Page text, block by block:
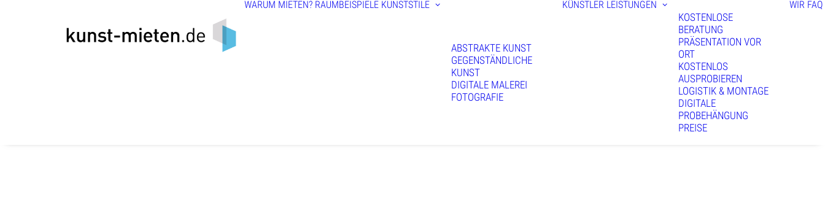
WARUM MIETEN? RAUMBEISPIELE KUNSTSTILE
ABSTRAKTE KUNST
GEGENSTÄNDLICHE
KUNST
DIGITALE MALEREI
FOTOGRAFIE
KÜNSTLER LEISTUNGEN
KOSTENLOSE
BERATUNG
PRÄSENTATION VOR
ORT
KOSTENLOS
AUSPROBIEREN
LOGISTIK & MONTAGE
DIGITALE
PROBEHÄNGUNG
PREISE
WIR FAQ